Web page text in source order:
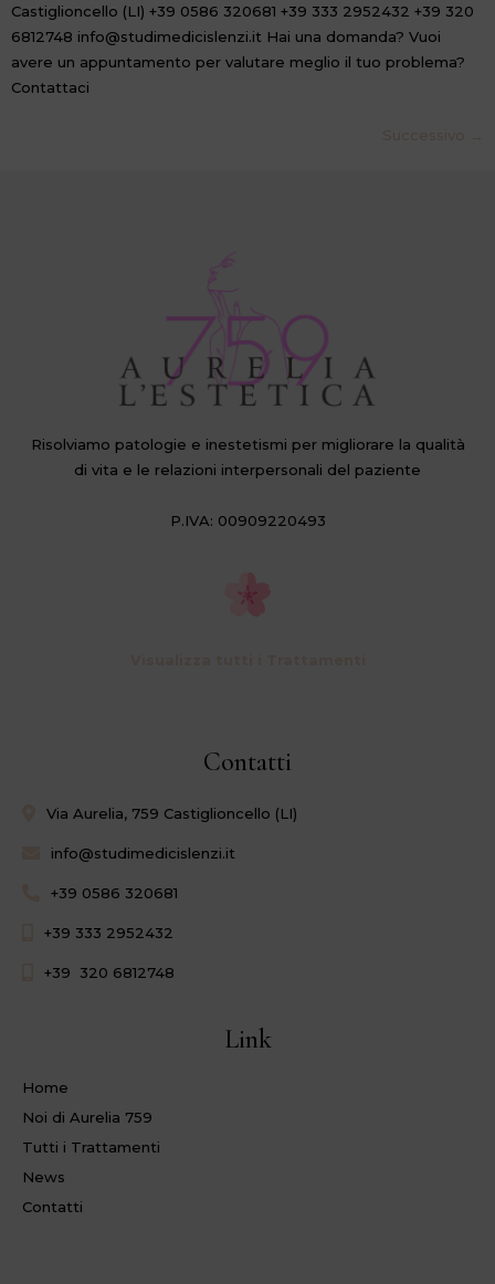
Castiglioncello (LI) +39 0586 320681 +39 333 2952432 +39 320
6812748 info@studimedicislenzi.it Hai una domanda? Vuoi
avere un appuntamento per valutare meglio il tuo problema?
Contattaci
Risolviamo patologie e inestetismi per migliorare la qualità
di vita e le relazioni interpersonali del paziente
P.IVA: 00909220493
Contatti
Via Aurelia, 759 Castiglioncello (LI)
info@studimedicislenzi.it
+39 0586 320681
+39 333 2952432
+39 320 6812748
Link
Home
Noi di Aurelia 759
Tutti i Trattamenti
News
Contatti